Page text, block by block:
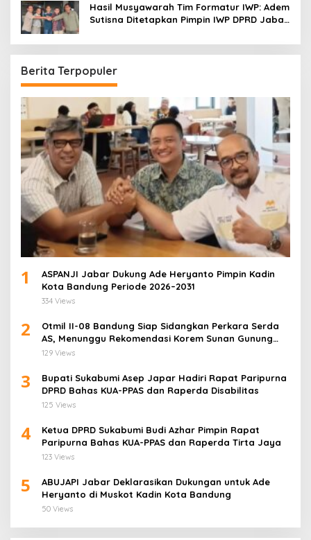
Hasil Musyawarah Tim Formatur IWP: Adem
Sutisna Ditetapkan Pimpin IWP DPRD Jabar
Berita Terpopuler
1
ASPANJI Jabar Dukung Ade Heryanto Pimpin Kadin
Kota Bandung Periode 2026–2031
334 Views
2
Otmil II-08 Bandung Siap Sidangkan Perkara Serda
AS, Menunggu Rekomendasi Korem Sunan Gunung
Jati Cirebon
129 Views
3
Bupati Sukabumi Asep Japar Hadiri Rapat Paripurna
DPRD Bahas KUA-PPAS dan Raperda Disabilitas
125 Views
4
Ketua DPRD Sukabumi Budi Azhar Pimpin Rapat
Paripurna Bahas KUA-PPAS dan Raperda Tirta Jaya
123 Views
5
ABUJAPI Jabar Deklarasikan Dukungan untuk Ade
Heryanto di Muskot Kadin Kota Bandung
50 Views